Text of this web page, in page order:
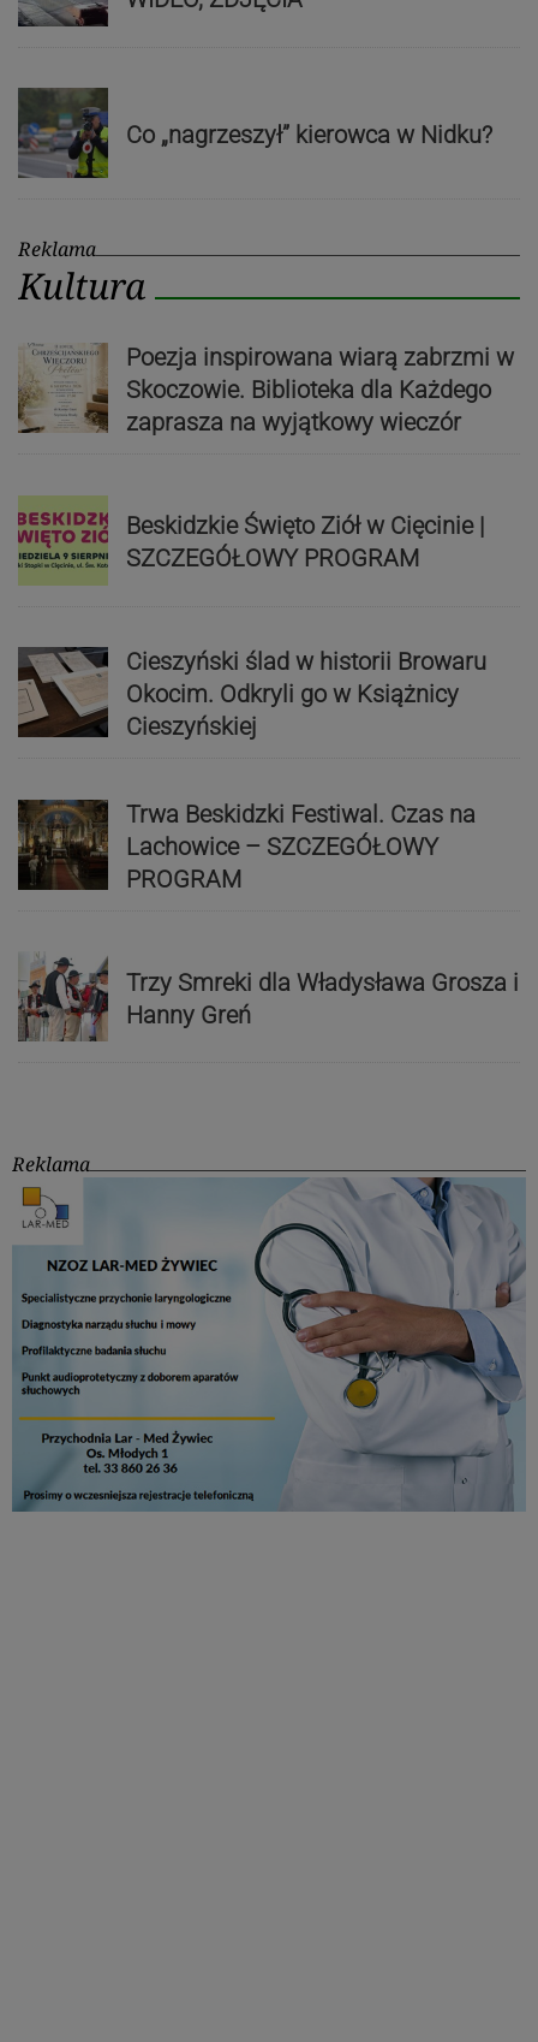
Co „nagrzeszył” kierowca w Nidku?
Reklama
Kultura
Poezja inspirowana wiarą zabrzmi w
Skoczowie. Biblioteka dla Każdego
zaprasza na wyjątkowy wieczór
Beskidzkie Święto Ziół w Cięcinie |
SZCZEGÓŁOWY PROGRAM
Cieszyński ślad w historii Browaru
Okocim. Odkryli go w Książnicy
Cieszyńskiej
Trwa Beskidzki Festiwal. Czas na
Lachowice – SZCZEGÓŁOWY
PROGRAM
Trzy Smreki dla Władysława Grosza i
Hanny Greń
Reklama